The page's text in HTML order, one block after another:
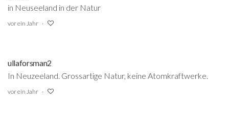
in Neuseeland in der Natur
vor ein Jahr
ullaforsman2
In Neuzeeland. Grossartige Natur, keine Atomkraftwerke.
vor ein Jahr